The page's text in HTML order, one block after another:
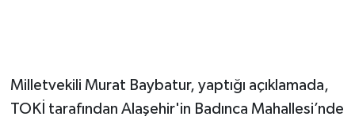
Milletvekili Murat Baybatur, yaptığı açıklamada,
TOKİ tarafından Alaşehir'in Badınca Mahallesi’nde